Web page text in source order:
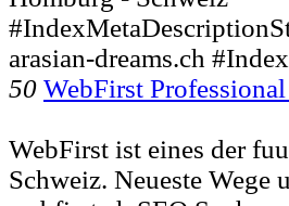
arasian-dreams.ch
50 WebFirst
WebFirst ist eines der
Schweiz. Neueste Wege